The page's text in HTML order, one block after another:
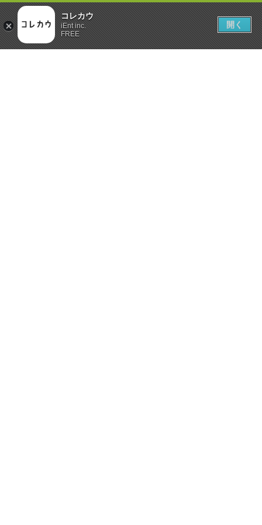
コレカウ
iEnt inc.
FREE
開く